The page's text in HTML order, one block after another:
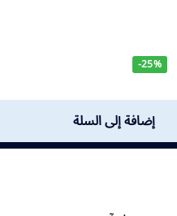
-25%
إضافة إلى السلة